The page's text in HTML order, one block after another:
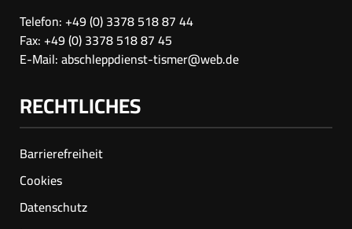
Telefon: +49 (0) 3378 518 87 44
Fax: +49 (0) 3378 518 87 45
E-Mail:abschleppdienst-tismer@web.de
RECHTLICHES
Barrierefreiheit
Cookies
Datenschutz